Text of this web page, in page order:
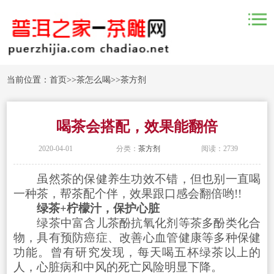
当前位置：首页>>茶怎么喝>>茶方剂
喝茶会搭配，效果能翻倍
2020-04-01 分类： 茶方剂 阅读：2739
虽然茶的保健养生功效不错，但也别一直喝
一种茶，帮茶配个伴，效果跟口感会翻倍哟!!
绿茶+柠檬汁，保护心脏
绿茶中富含儿茶酚抗氧化剂等茶多酚类化合
物，具有预防癌症、改善心血管健康等多种保健
功能。曾有研究发现，每天喝五杯绿茶以上的
人，心脏病和中风的死亡风险明显下降。